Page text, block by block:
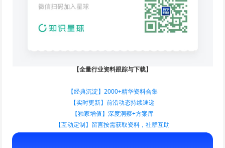
【全量行业资料跟踪与下载】
【经典沉淀】2000+精华资料合集
【实时更新】前沿动态持续速递
【独家增值】深度洞察+方案库
【互动定制】留言按需获取资料，社群互助